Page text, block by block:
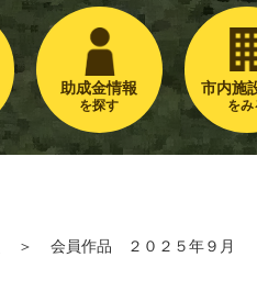
助成金情報
を探す
市内施
をみ
＞ 会員作品 ２０２５年９月